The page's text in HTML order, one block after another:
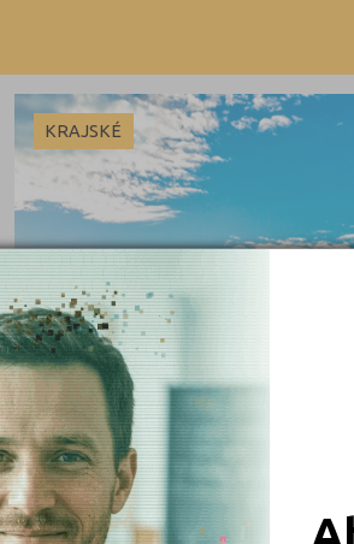
Děčín (2)
Frýdek-Místek (1)
Havlíčkův Brod (1)
Hradec Králové (2)
Karviná (2)
Kladno (1)
Kolín (1)
Litoměřice (2)
Náchod (1)
Nový Jičín (1)
Olomouc (2)
KRAJSKÉ